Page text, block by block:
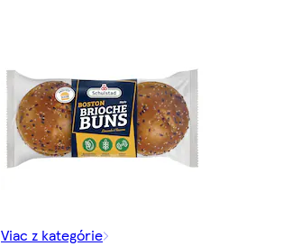
Viac z kategórie